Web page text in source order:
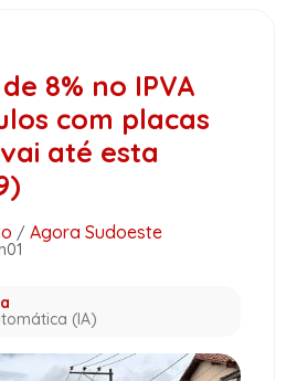
8% no IPVA
com placas
até esta
/ Agora Sudoeste
(IA)